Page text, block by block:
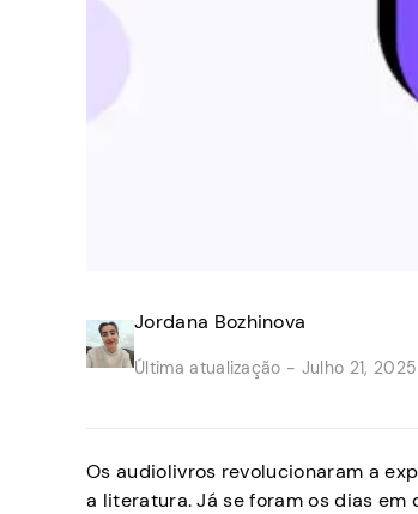
Jordana Bozhinova
Última atualização - Julho 21, 2025
Os audiolivros revolucionaram a
a literatura. Já se foram os dias